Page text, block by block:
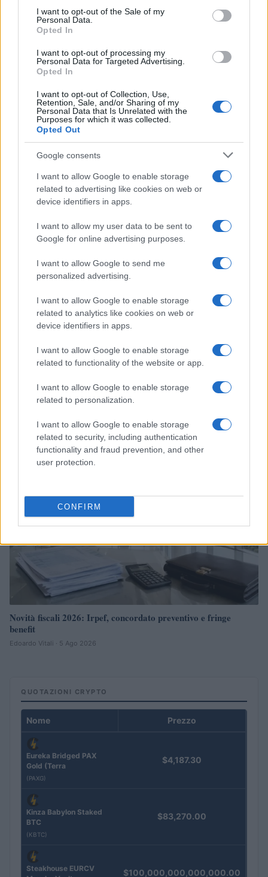
consent section.
I want to opt-out of the Sale of my
Personal Data.
Opted In
I want to opt-out of processing my
Personal Data for Targeted Advertising.
Opted In
I want to opt-out of Collection, Use,
Retention, Sale, and/or Sharing of my
Personal Data that Is Unrelated with the
Purposes for which it was collected.
Opted Out
Google consents
I want to allow Google to enable storage
related to advertising like cookies on web or
device identifiers in apps.
I want to allow my user data to be sent to
Google for online advertising purposes.
I want to allow Google to send me
personalized advertising.
I want to allow Google to enable storage
related to analytics like cookies on web or
device identifiers in apps.
I want to allow Google to enable storage
related to functionality of the website or app.
I want to allow Google to enable storage
related to personalization.
I want to allow Google to enable storage
related to security, including authentication
functionality and fraud prevention, and other
user protection.
CONFIRM
FINANZA
Analisi dettagliata delle stime finanziarie e dei risultati di Enel
nel 2026
Edoardo Vitali · 6 Ago 2026
Villa Joy sequestrata: le violazioni urbanistiche e
Francesca Galli · 6 Ago 2026
FINANZA
Novità fiscali 2026: Irpef, concordato preventivo e fringe
benefit
Edoardo Vitali · 5 Ago 2026
QUOTAZIONI CRYPTO
Nome Prezzo
Eureka Bridged PAX
Gold (Terra
(PAXG)
$4,187.30
Kinza Babylon Staked
BTC
(KBTC)
$83,270.00
Steakhouse EURCV
$100,000,000,000,000.00